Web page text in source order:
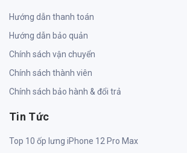
Hướng dẫn thanh toán
Hướng dẫn bảo quản
Chính sách vận chuyển
Chính sách thành viên
Chính sách bảo hành & đổi trả
Tin Tức
Top 10 ốp lưng iPhone 12 Pro Max